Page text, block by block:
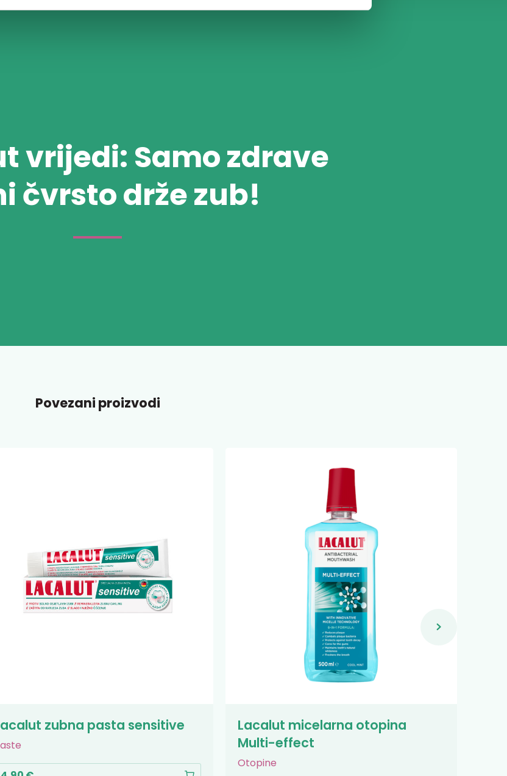
vrijedi: Samo zdrave
čvrsto drže zub!
Povezani proizvodi
zubna pasta sensitive
Lacalut micelarna otopina
Multi-effect
Otopine